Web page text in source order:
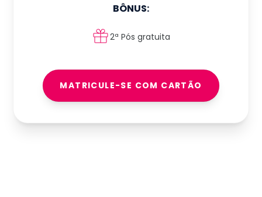
BÔNUS:
2ª Pós gratuita
MATRICULE-SE COM CARTÃO